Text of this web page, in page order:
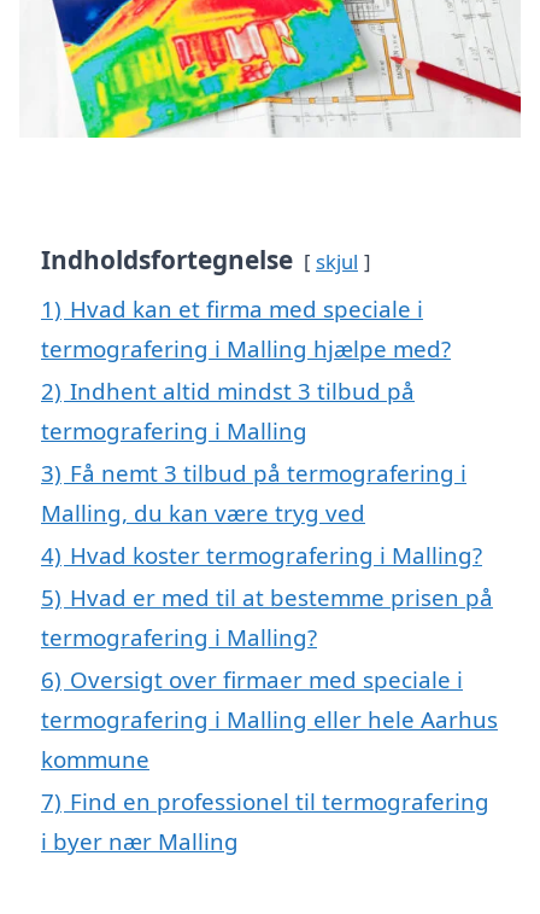
Indholdsfortegnelse skjul
1) Hvad kan et firma med speciale i
termografering i Malling hjælpe med?
2) Indhent altid mindst 3 tilbud på
termografering i Malling
3) Få nemt 3 tilbud på termografering i
Malling, du kan være tryg ved
4) Hvad koster termografering i Malling?
5) Hvad er med til at bestemme prisen på
termografering i Malling?
6) Oversigt over firmaer med speciale i
termografering i Malling eller hele Aarhus
kommune
7) Find en professionel til termografering
i byer nær Malling